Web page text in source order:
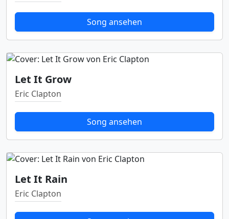
Song ansehen
Let It Grow
Eric Clapton
Song ansehen
Let It Rain
Eric Clapton